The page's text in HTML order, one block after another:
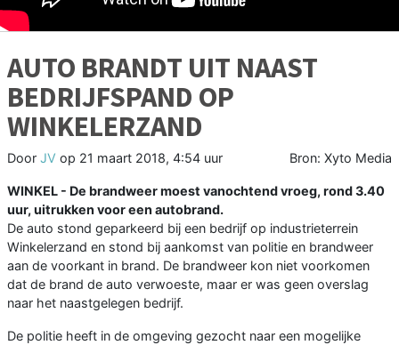
AUTO BRANDT UIT NAAST
BEDRIJFSPAND OP
WINKELERZAND
Door JV op 21 maart 2018, 4:54 uur Bron: Xyto Media
WINKEL - De brandweer moest vanochtend vroeg, rond 3.40
uur, uitrukken voor een autobrand.
De auto stond geparkeerd bij een bedrijf op industrieterrein
Winkelerzand en stond bij aankomst van politie en brandweer
aan de voorkant in brand. De brandweer kon niet voorkomen
dat de brand de auto verwoeste, maar er was geen overslag
naar het naastgelegen bedrijf.
De politie heeft in de omgeving gezocht naar een mogelijke